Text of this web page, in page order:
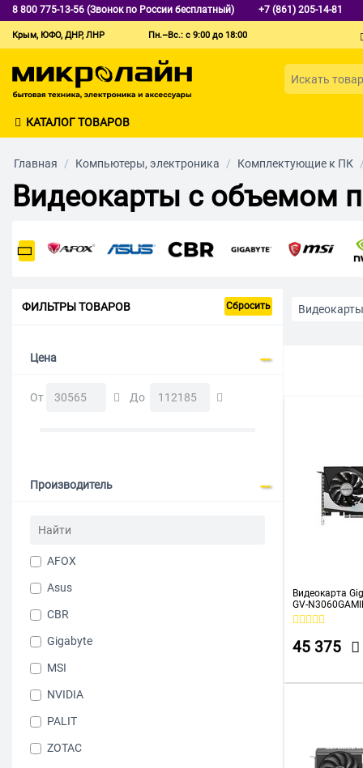
8 800 775-13-56 (Звонок по России бесплатный) +7 (861) 205-14-81
Крым, ЮФО, ДНР, ЛНР Пн.–Вс.: с 9:00 до 18:00
КАТАЛОГ ТОВАРОВ
Главная / Компьютеры, электроника / Комплектующие к ПК /
Видеокарты с объемом
ФИЛЬТРЫ ТОВАРОВ Сбросить
Цена
От До
Производитель
AFOX
Asus
CBR
Gigabyte
MSI
NVIDIA
PALIT
ZOTAC
Видеокарта
GV-
12288Mb 192
1837/15000/
45 375